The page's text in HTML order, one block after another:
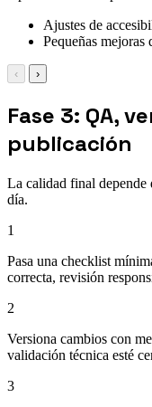
Ajustes de
Pequeñas
‹ ›
Fase 3: QA,
publicación
La calidad final
día.
1
Pasa una checklist
correcta, revisión
2
Versiona cambios con
validación técnica esté
3